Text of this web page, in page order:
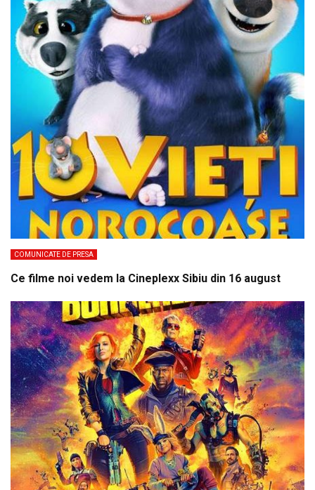
COMUNICATE DE PRESA
Ce filme noi vedem la Cineplexx Sibiu din 16 august